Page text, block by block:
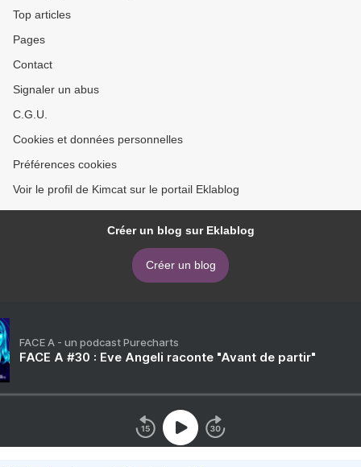
Top articles
Pages
Contact
Signaler un abus
C.G.U.
Cookies et données personnelles
Préférences cookies
Voir le profil de Kimcat sur le portail Eklablog
Créer un blog sur Eklablog
Créer un blog
FACE A - un podcast Purecharts
FACE A #30 : Eve Angeli raconte "Avant de partir"